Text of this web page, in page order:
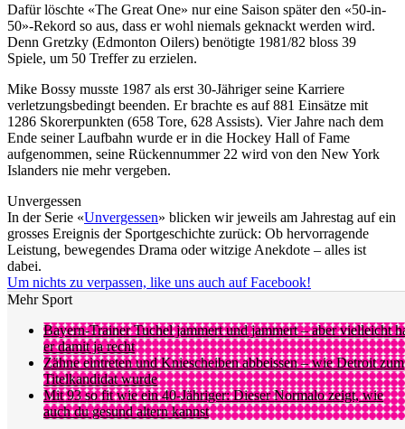
Dafür löschte «The Great One» nur eine Saison später den «50-in-
50»-Rekord so aus, dass er wohl niemals geknackt werden wird.
Denn Gretzky (Edmonton Oilers) benötigte 1981/82 bloss 39
Spiele, um 50 Treffer zu erzielen.
Mike Bossy musste 1987 als erst 30-Jähriger seine Karriere
verletzungsbedingt beenden. Er brachte es auf 881 Einsätze mit
1286 Skorerpunkten (658 Tore, 628 Assists). Vier Jahre nach dem
Ende seiner Laufbahn wurde er in die Hockey Hall of Fame
aufgenommen, seine Rückennummer 22 wird von den New York
Islanders nie mehr vergeben.
Unvergessen
In der Serie «Unvergessen» blicken wir jeweils am Jahrestag auf ein
grosses Ereignis der Sportgeschichte zurück: Ob hervorragende
Leistung, bewegendes Drama oder witzige Anekdote – alles ist
dabei.
Um nichts zu verpassen, like uns auch auf Facebook!
Mehr Sport
Bayern-Trainer Tuchel jammert und jammert – aber vielleicht
er damit ja recht
Zähne eintreten und Kniescheiben abbeissen – wie Detroit zum
Titelkandidat wurde
Mit 93 so fit wie ein 40-Jähriger: Dieser Normalo zeigt, wie
auch du gesund altern kannst